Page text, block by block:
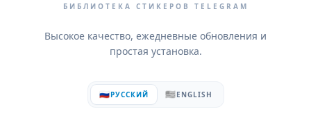
БИБЛИОТЕКА СТИКЕРОВ TELEGRAM
Высокое качество, ежедневные обновления и
простая установка.
🇷🇺РУССКИЙ 🇺🇸ENGLISH